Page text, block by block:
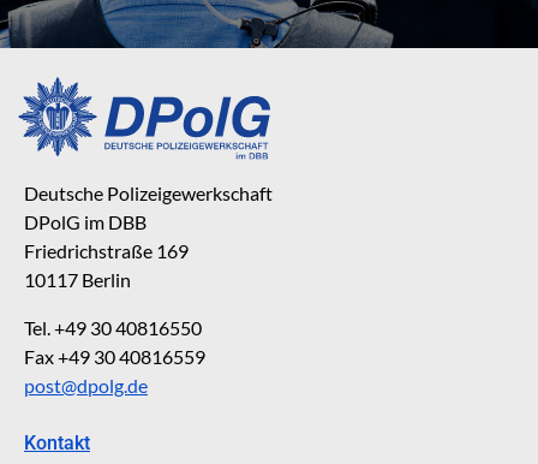
Deutsche Polizeigewerkschaft
DPolG im DBB
Friedrichstraße 169
10117 Berlin
Tel. +49 30 40816550
Fax +49 30 40816559
post@dpolg.de
Kontakt